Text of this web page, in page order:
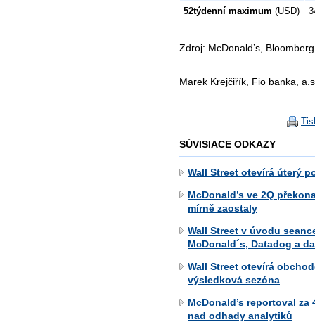
52týdenní maximum (USD)
Zdroj: McDonald’s, Bloomberg
Marek Krejčiřík, Fio banka,
SÚVISIACE ODKAZY
Wall Street otevírá úterý
McDonald’s ve 2Q
mírně zaostaly
Wall Street v úvodu
McDonald´s, Datadog a
Wall Street otevírá
výsledková sezóna
McDonald’s reportoval
nad odhady analytiků